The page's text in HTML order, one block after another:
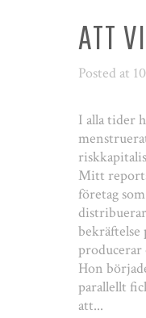
ATT
Posted at
I alla tider
Mitt
företag
bekräftelse
producerar
Hon
parallellt
att...